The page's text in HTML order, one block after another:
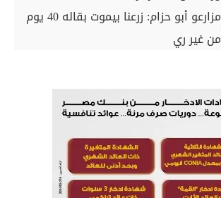
مزارعو أبو حزام: زرعنا بيموت بقاله 40 يوم
من غير ري